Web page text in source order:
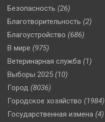
Безопасность (26)
Благотворительность (2)
Благоустройство (686)
В мире (975)
Ветеринарная служба (1)
Выборы 2025 (10)
Город (8036)
Городское хозяйство (1984)
Государственная измена (4)